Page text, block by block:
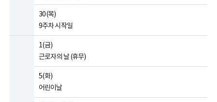
30(목)
9주차 시작일
1(금)
근로자의 날 (휴무)
5(화)
어린이날